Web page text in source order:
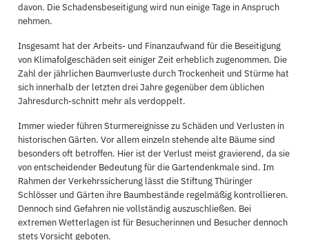
davon. Die Schadensbeseitigung wird nun einige Tage in Anspruch
nehmen.
Insgesamt hat der Arbeits- und Finanzaufwand für die Beseitigung
von Klimafolgeschäden seit einiger Zeit erheblich zugenommen. Die
Zahl der jährlichen Baumverluste durch Trockenheit und Stürme hat
sich innerhalb der letzten drei Jahre gegenüber dem üblichen
Jahresdurch-schnitt mehr als verdoppelt.
Immer wieder führen Sturmereignisse zu Schäden und Verlusten in
historischen Gärten. Vor allem einzeln stehende alte Bäume sind
besonders oft betroffen. Hier ist der Verlust meist gravierend, da sie
von entscheidender Bedeutung für die Gartendenkmale sind. Im
Rahmen der Verkehrssicherung lässt die Stiftung Thüringer
Schlösser und Gärten ihre Baumbestände regelmäßig kontrollieren.
Dennoch sind Gefahren nie vollständig auszuschließen. Bei
extremen Wetterlagen ist für Besucherinnen und Besucher dennoch
stets Vorsicht geboten.